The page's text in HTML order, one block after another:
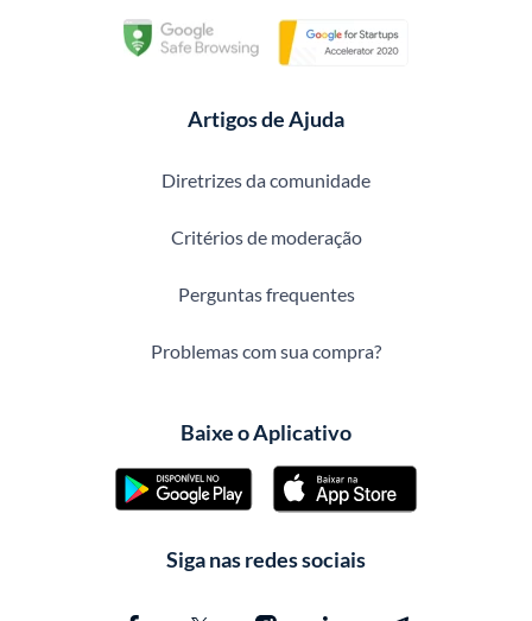
Artigos de Ajuda
Diretrizes da comunidade
Critérios de moderação
Perguntas frequentes
Problemas com sua compra?
Baixe o Aplicativo
Siga nas redes sociais